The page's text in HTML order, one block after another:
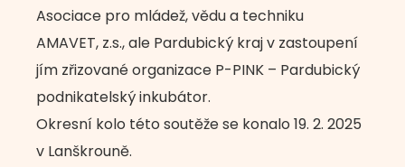
Asociace pro mládež, vědu a techniku
AMAVET, z.s., ale Pardubický kraj v zastoupení
jím zřizované organizace P-PINK – Pardubický
podnikatelský inkubátor.
Okresní kolo této soutěže se konalo 19. 2. 2025
v Lanškrouně.